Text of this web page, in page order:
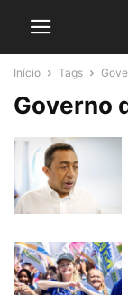
Início Tags
Governo